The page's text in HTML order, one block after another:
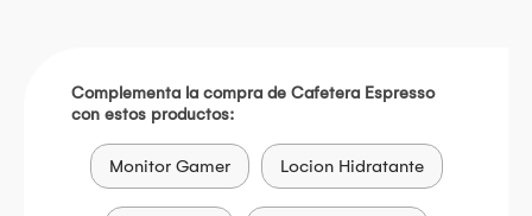
Complementa la compra de Cafetera Espresso
con estos productos:
Monitor Gamer Locion Hidratante